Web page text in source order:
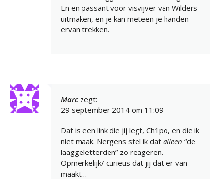
En en passant voor visvijver van Wilders
uitmaken, en je kan meteen je handen
ervan trekken.
Marc zegt:
29 september 2014 om 11:09
Dat is een link die jij legt, Ch1po, en die ik
niet maak. Nergens stel ik dat alleen “de
laaggeletterden” zo reageren.
Opmerkelijk/ curieus dat jij dat er van
maakt…